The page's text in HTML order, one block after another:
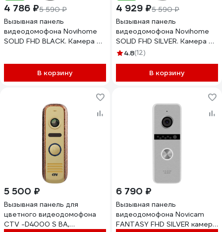
4 786 ₽5 590 ₽
Вызывная панель
видеодомофона Novihome
SOLID FHD BLACK. Камера 2.1
720p/CVBS. Встроенный
БУЗ. Подключение к
В корзину
4 929 ₽5 590 ₽
Вызывная панель
видеодомофона Novihome
SOLID FHD SILVER. Камера 2.1
Мп с ИК-подсветкой, 140 гр.
720p/CVBS. Встроенный
БУЗ. Подключение к
4.8(12)
В корзину
5 500 ₽
Вызывная панель для
цветного видеодомофона
CTV -D4000 S BA,
6 790 ₽
Вызывная панель
видеодомофона Novicam
FANTASY FHD SILVER камера